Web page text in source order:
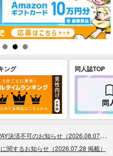
ング 同人誌TOP
済不可のお知らせ（2026.08.07 掲載）
関するお知らせ（2026.07.28 掲載）